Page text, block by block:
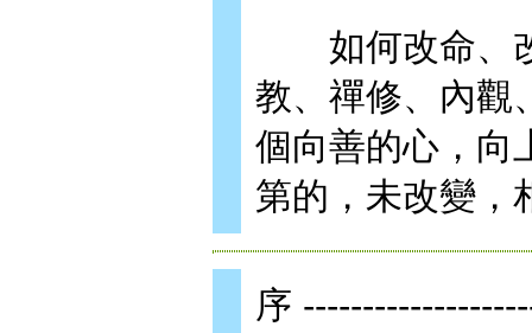
如何改命、改
教、禪修、內觀
個向善的心，向
第的，未改變，
序